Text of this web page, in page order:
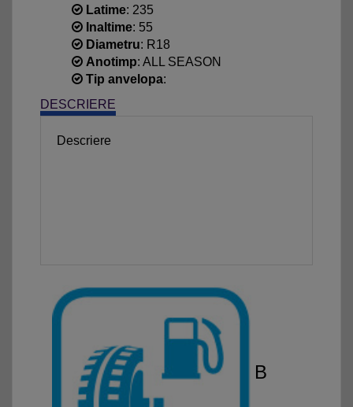
Latime: 235
Inaltime: 55
Diametru: R18
Anotimp: ALL SEASON
Tip anvelopa:
DESCRIERE
Descriere
B